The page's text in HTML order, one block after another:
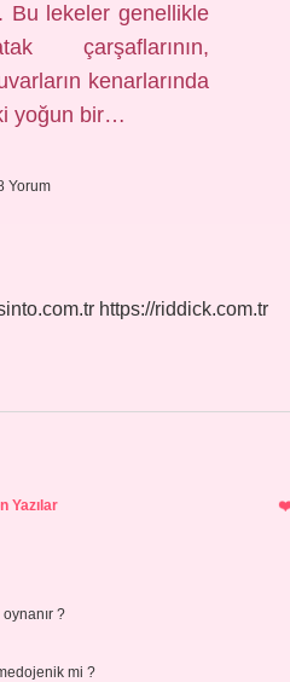
Bu lekeler genellikle
çarşaflarının,
kenarlarında
yoğun bir…
Yorum
https://riddick.com.tr
Yazılar
?
mi ?